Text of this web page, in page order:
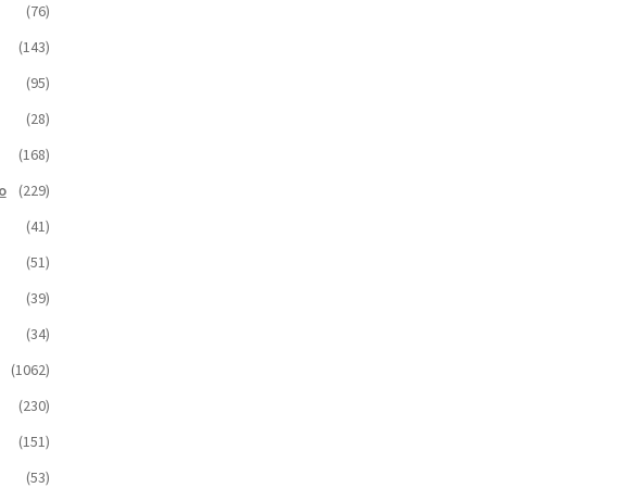
(76)
(143)
(95)
(28)
(168)
(229)
(41)
(51)
(39)
(34)
(1062)
(230)
(151)
(53)